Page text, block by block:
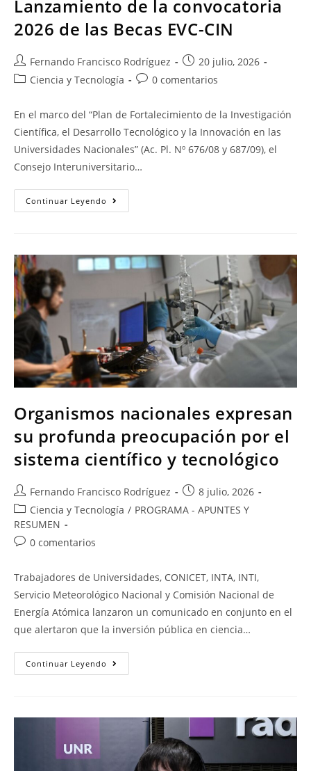
Lanzamiento de la convocatoria
2026 de las Becas EVC-CIN
Fernando Francisco Rodríguez
20 julio, 2026
Ciencia y Tecnología
0 comentarios
En el marco del “Plan de Fortalecimiento de la Investigación
Científica, el Desarrollo Tecnológico y la Innovación en las
Universidades Nacionales” (Ac. Pl. Nº 676/08 y 687/09), el
Consejo Interuniversitario…
Continuar Leyendo
Organismos nacionales expresan
su profunda preocupación por el
sistema científico y tecnológico
Fernando Francisco Rodríguez
8 julio, 2026
Ciencia y Tecnología / PROGRAMA - APUNTES Y
RESUMEN
0 comentarios
Trabajadores de Universidades, CONICET, INTA, INTI,
Servicio Meteorológico Nacional y Comisión Nacional de
Energía Atómica lanzaron un comunicado en conjunto en el
que alertaron que la inversión pública en ciencia…
Continuar Leyendo